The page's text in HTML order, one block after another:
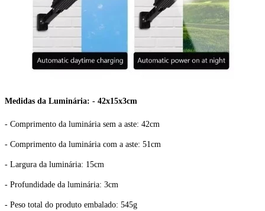
Medidas da Luminária: - 42x15x3cm
- Comprimento da luminária sem a aste: 42cm
- Comprimento da luminária com a aste: 51cm
- Largura da luminária: 15cm
- Profundidade da luminária: 3cm
- Peso total do produto embalado: 545g